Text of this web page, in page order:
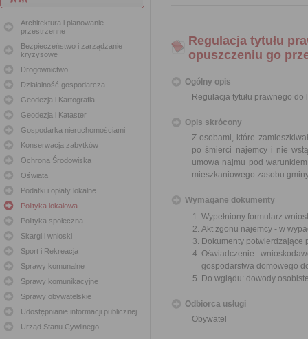
Architektura i planowanie
przestrzenne
Bezpieczeństwo i zarządzanie
kryzysowe
Drogownictwo
Działalność gospodarcza
Geodezja i Kartografia
Geodezja i Kataster
Gospodarka nieruchomościami
Konserwacja zabytków
Ochrona Środowiska
Oświata
Podatki i opłaty lokalne
Polityka lokalowa
Polityka społeczna
Skargi i wnioski
Sport i Rekreacja
Sprawy komunalne
Sprawy komunikacyjne
Sprawy obywatelskie
Udostępnianie informacji publicznej
Urząd Stanu Cywilnego
Regulacja tytułu
opuszczeniu go
Ogólny opis
Regulacja tytułu prawnego
Opis skrócony
Z osobami, które
po śmierci najemcy i nie
umowa najmu pod
mieszkaniowego zasobu
Wymagane dokumenty
Wypełniony formularz
Akt zgonu najemcy - w
Dokumenty potwierdzające
Oświadczenie
gospodarstwa domowego
Do wglądu: dowody
Odbiorca usługi
Obywatel